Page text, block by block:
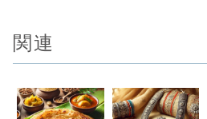
関連